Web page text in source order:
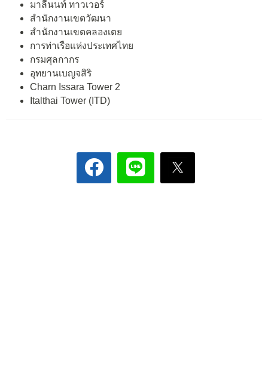
มาลีนนท์ ทาวเวอร์
สำนักงานเขตวัฒนา
สำนักงานเขตคลองเตย
การท่าเรือแห่งประเทศไทย
กรมศุลกากร
อุทยานเบญจสิริ
Charn Issara Tower 2
Italthai Tower (ITD)